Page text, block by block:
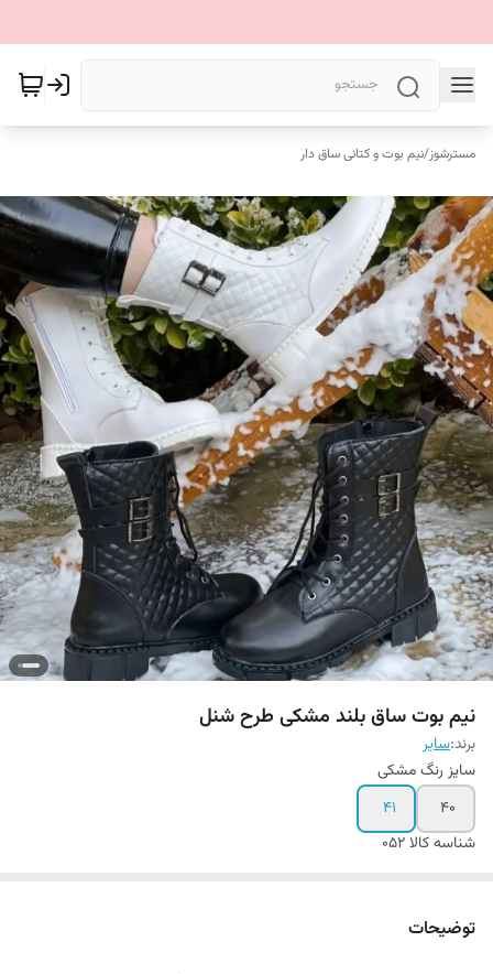
مسترشوز/نیم بوت و کتانی ساق دار
نیم بوت ساق بلند مشکی طرح شنل
برند:سایر
سایز رنگ مشکی
40
41
شناسه کالا052
توضیحات